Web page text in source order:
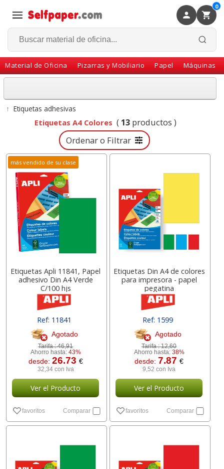
0
Material de Oficina Pizarras y Mobiliario Papel Máquinas
Volver
↑Etiquetas adhesivas
Etiquetas A4 Colores (13 productos )
Ordenar o Filtrar
más vendido de su clase
Etiquetas Apli 11841, Papel
adhesivo Din A4 Verde
C/100 hjs
Ref: 11841
Agotado
Tarifa :46,91
Ahorro hasta: 43%
desde: 26.73 €
32,34 con Iva
Ver el Producto
favoritos Comparar
Etiquetas Din A4 de colores
para impresora - papel
pegatina
Ref: 1599
Agotado
Tarifa :12,60
Ahorro hasta: 38%
desde: 7.87€
9,52 con Iva
Ver el Producto
favoritos Comparar